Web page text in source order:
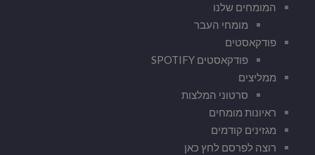
המומחים שלנו
מומחי העבר
פודקאסטים
פודקאסטים SPOTIFY
ממליצים
סרטוני המלצות
ראיונות מומחים
מגזינים קודמים
רוצה לפרסם לחץ כאן